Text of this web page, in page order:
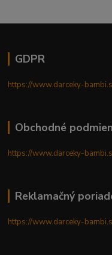
GDPR
https://www.darceky-
Obchodné
https://www.darceky-
Reklamačný
https://www.darceky-